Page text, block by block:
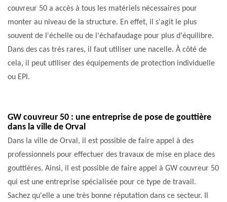
couvreur 50 a accès à tous les matériels nécessaires pour
monter au niveau de la structure. En effet, il s'agit le plus
souvent de l'échelle ou de l'échafaudage pour plus d'équilibre.
Dans des cas très rares, il faut utiliser une nacelle. À côté de
cela, il peut utiliser des équipements de protection individuelle
ou EPI.
GW couvreur 50 : une entreprise de pose de gouttière
dans la ville de Orval
Dans la ville de Orval, il est possible de faire appel à des
professionnels pour effectuer des travaux de mise en place des
gouttières. Ainsi, il est possible de faire appel à GW couvreur 50
qui est une entreprise spécialisée pour ce type de travail.
Sachez qu'elle a une très bonne réputation dans ce secteur. Il